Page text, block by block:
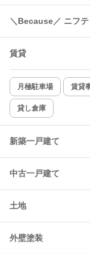
コンロ2口以上
新着のみ
該当件数:
8
＼Because／ ニフ
賃貸
月極駐車場 賃貸
貸し倉庫
新築一戸建て
中古一戸建て
土地
外壁塗装